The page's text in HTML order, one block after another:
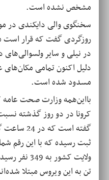
مشخص نشده است.
سخنگوی والی دایکندی در
روزگردی گفت که قرار
در نیلی و سایر
دلیل اکنون تمامی
مسدود شده است.
بااین‌همه وزارت صحت عامه
کرونا در دو روز گذشته
تن به این ویروس مبتلا